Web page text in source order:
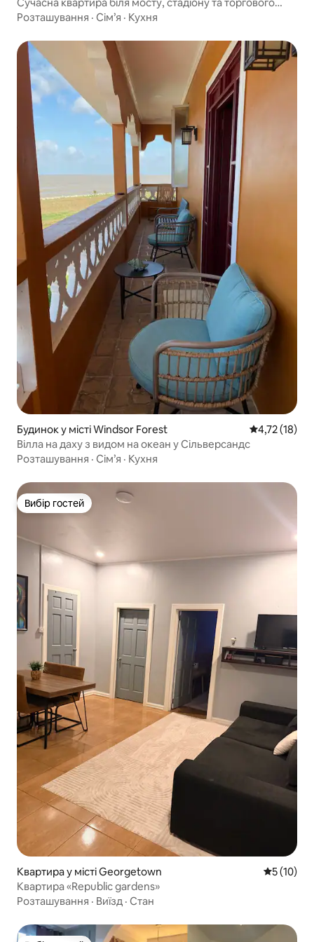
центру
Розташування · Сім’я · Кухня
Будинок у місті Windsor Forest Середня
4,72 (18)
Вілла на даху з видом на океан у Сільверсандс
Розташування · Сім’я · Кухня
Вибір гостей
Вибір гостей
Квартира у місті Georgetown Середня
5 (10)
Квартира «Republic gardens»
Розташування · Виїзд · Стан